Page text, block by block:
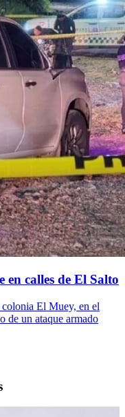
en calles de El Salto
colonia El Muey, en el
de un ataque armado